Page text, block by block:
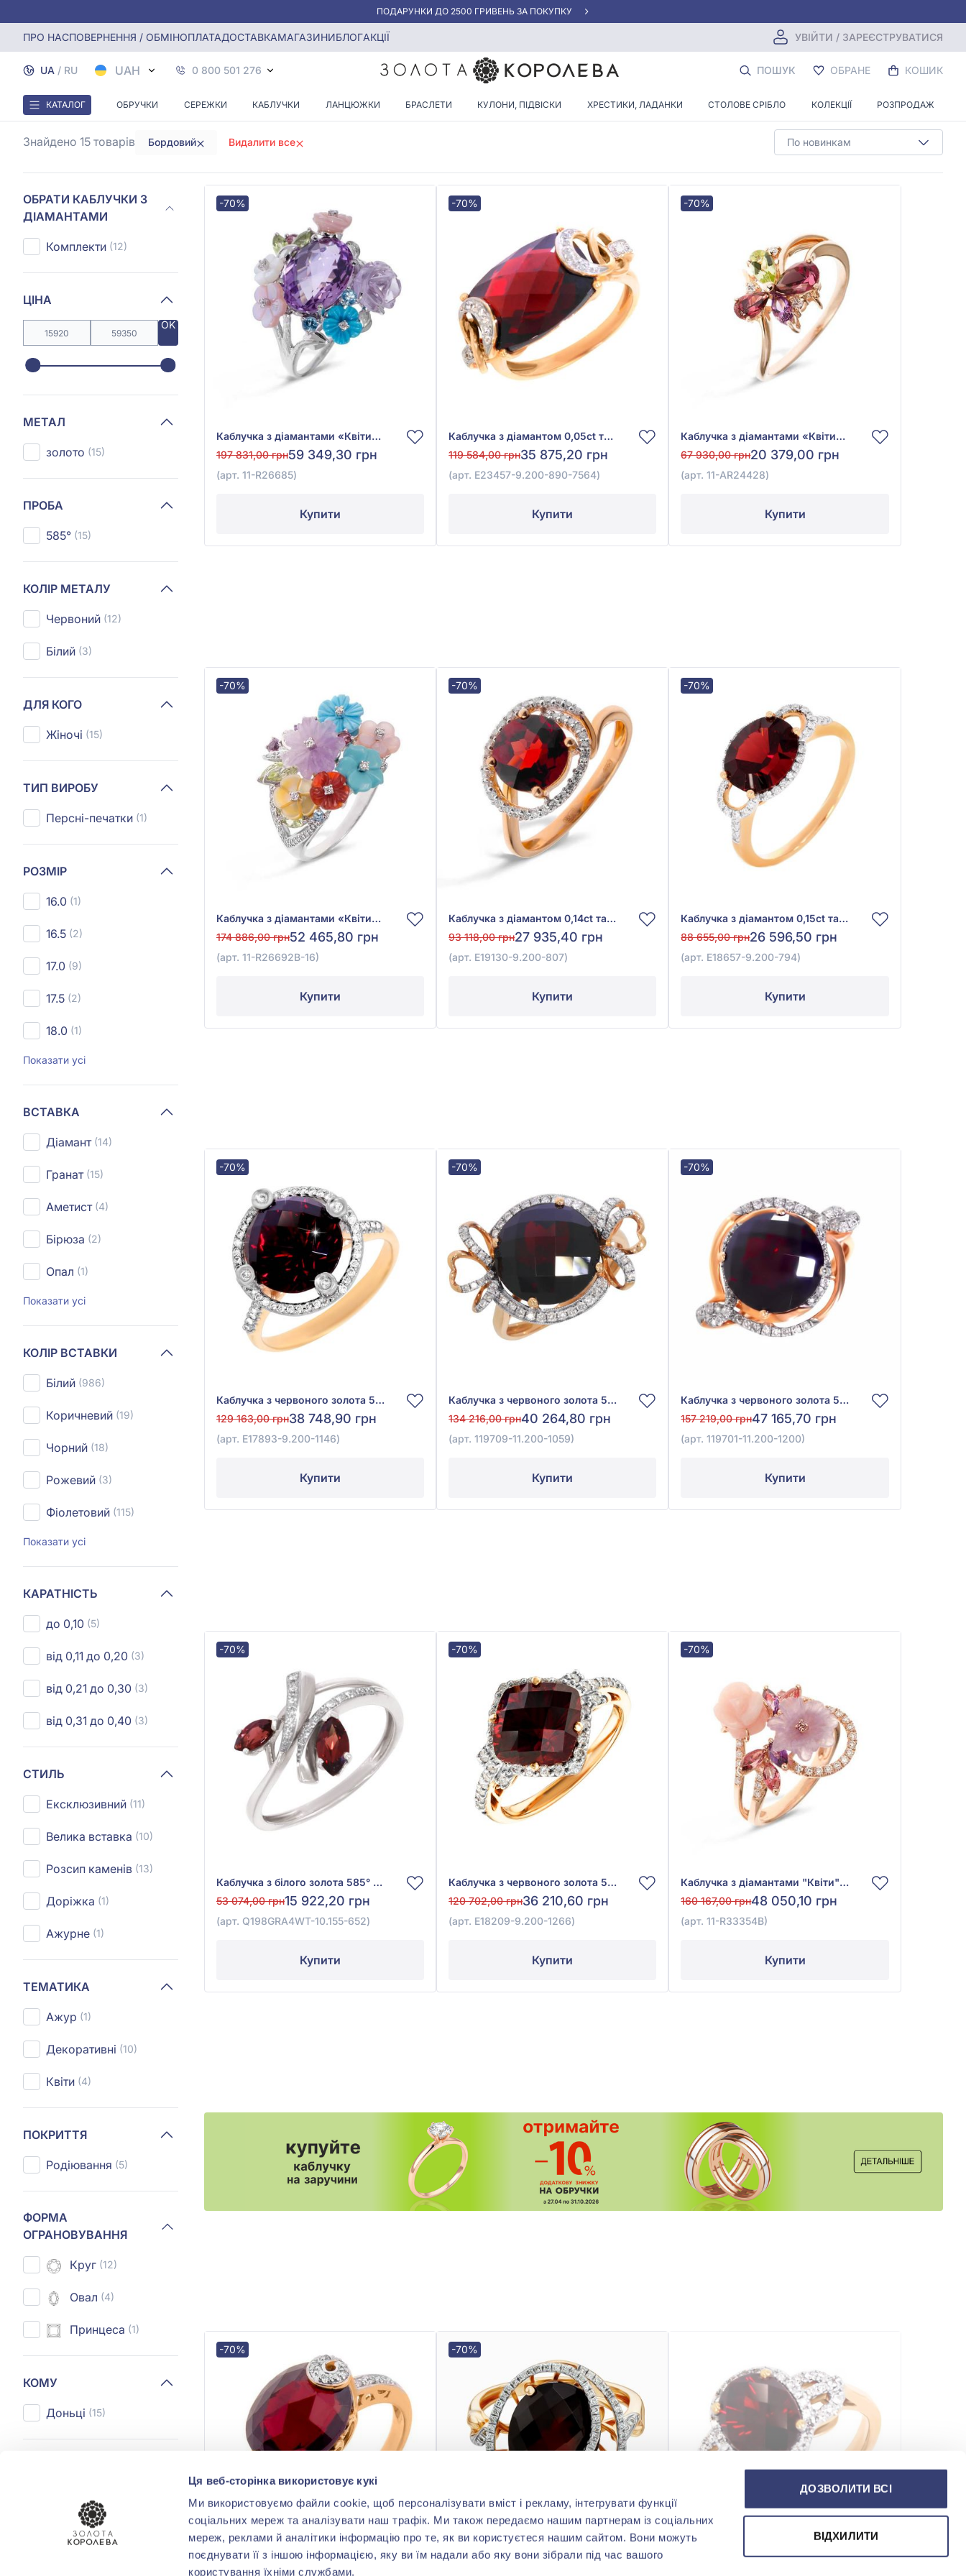
Ця веб-сторінка використовує кукі
Ми використовуємо файли cookie, щоб персоналізувати вміст і рекламу, інтегрувати функції
соціальних мереж та аналізувати наш трафік. Ми також передаємо нашим партнерам із соціальних
мереж, реклами й аналітики інформацію про те, як ви користуєтеся нашим сайтом. Вони можуть
поєднувати її з іншою інформацією, яку ви їм надали або яку вони зібрали під час вашого
користування їхніми службами.
ДОЗВОЛИТИ ВСІ
ВІДХИЛИТИ
АКЦІЯ ДЛЯ КЛІЄНТІВ "НОВА ПОШТА"
ПРО НАСПОВЕРНЕННЯ / ОБМІНОПЛАТАДОСТАВКАМАГАЗИНИБЛОГАКЦІЇ УВІЙТИ / ЗАРЕЄСТРУВАТИСЯ
UA / RU UAH 0 800 501 276 ПОШУК ОБРАНЕ КОШИК
КАТАЛОГ ОБРУЧКИ СЕРЕЖКИ КАБЛУЧКИ ЛАНЦЮЖКИ БРАСЛЕТИ КУЛОНИ, ПІДВІСКИ ХРЕСТИКИ, ЛАДАНКИ СТОЛОВЕ СРІБЛО КОЛЕКЦІЇ РОЗПРОДАЖ
Головна Каблучки з діамантами Каблучки з бордовими діамантами
КАБЛУЧКИ З БОРДОВИМИ ДІАМАНТАМИ
По новинкам
Знайдено 15 товарів Бордовий Видалити все
ОБРАТИ КАБЛУЧКИ З
ДІАМАНТАМИ
Комплекти (12)
ЦІНА
OK
МЕТАЛ
золото (15)
ПРОБА
585° (15)
КОЛІР МЕТАЛУ
Червоний (12)
Білий (3)
ДЛЯ КОГО
Жіночі (15)
ТИП ВИРОБУ
Персні-печатки (1)
РОЗМІР
16.0 (1)
16.5 (2)
17.0 (9)
17.5 (2)
18.0 (1)
Показати усі
ВСТАВКА
Діамант (14)
Гранат (15)
Аметист (4)
Бірюза (2)
Опал (1)
Показати усі
КОЛІР ВСТАВКИ
Білий (986)
Коричневий (19)
Чорний (18)
Рожевий (3)
Фіолетовий (115)
Показати усі
КАРАТНІСТЬ
до 0,10 (5)
від 0,11 до 0,20 (3)
від 0,21 до 0,30 (3)
від 0,31 до 0,40 (3)
СТИЛЬ
Ексклюзивний (11)
Велика вставка (10)
Розсип каменів (13)
Доріжка (1)
Ажурне (1)
ТЕМАТИКА
Ажур (1)
Декоративні (10)
Квіти (4)
ПОКРИТТЯ
Родіювання (5)
ФОРМА
ОГРАНОВУВАННЯ
Круг (12)
Овал (4)
Принцеса (1)
КОМУ
Доньці (15)
Запоріжжя
-70%
Каблучка з діамантами «Квіти» з білого золота 585° з діамантом 0,04ct, блакитним топазом 0,24ct, аметистом 7,74ct, гранатом родолітом 0,08ct, бірюзою 0,32ct, хризолітом 0,3ct, перламутром 1,37ct, арт. 11-R26685
197 831,00 грн59 349,30 грн
(арт. 11-R26685)
Купити
-70%
Каблучка з діамантом 0,05ct та гранатом 7,62ct із червоного золота 585°, арт. E23457-9.200-890-7564
119 584,00 грн35 875,20 грн
(арт. E23457-9.200-890-7564)
Купити
-70%
Каблучка з діамантами «Квіти» з червоного золота 585° з діамантом 0,03ct, аметистом 0,12ct, гранатом родолітом 0,78ct, хризолітом 0,2ct, арт. 11-АR24428
67 930,00 грн20 379,00 грн
(арт. 11-АR24428)
Купити
-70%
Каблучка з діамантами «Квіти» з білого золота 585°, Діамант 0,23ct, Топаз блакитний 0,06ct, Аметист 1,06ct, Гранат родоліт 0,12ct, Бірюза 1,43ct, Хризоліт 0,78ct, Перламутр 1,2ct, Топаз безбарвний 0,47ct, арт. 11-R26692В-16
174 886,00 грн52 465,80 грн
(арт. 11-R26692В-16)
Купити
-70%
Каблучка з діамантом 0,14ct та гранатом 2,39ct із червоного золота 585°, арт. E19130-9.200-807
93 118,00 грн27 935,40 грн
(арт. E19130-9.200-807)
Купити
-70%
Каблучка з діамантом 0,15ct та гранатом 3,2ct із червоного золота 585°, арт. E18657-9.200-794
88 655,00 грн26 596,50 грн
(арт. E18657-9.200-794)
Купити
-70%
Каблучка з червоного золота 585° з діамантом 0,18ct та гранатом 5,74ct, арт. E17893-9.200-1146
129 163,00 грн38 748,90 грн
(арт. E17893-9.200-1146)
Купити
-70%
Каблучка з червоного золота 585° з діамантом 0,23ct та гранатом 7,31ct, арт. 119709-11.200-1059
134 216,00 грн40 264,80 грн
(арт. 119709-11.200-1059)
Купити
-70%
Каблучка з червоного золота 585° з діамантом 0,37ct та гранатом 8,1ct, арт. 119701-11.200-1200
157 219,00 грн47 165,70 грн
(арт. 119701-11.200-1200)
Купити
-70%
Каблучка з білого золота 585° з діамантом 0,05ct та гранатом 0,51ct, арт. Q198GRA4WT-10.155-652
53 074,00 грн15 922,20 грн
(арт. Q198GRA4WT-10.155-652)
Купити
-70%
Каблучка з червоного золота 585° з діамантом 0,31ct та гранатом 4,2ct, арт. E18209-9.200-1266
120 702,00 грн36 210,60 грн
(арт. E18209-9.200-1266)
Купити
-70%
Каблучка з діамантами "Квіти" з червоного золота 585° з діамантом 0,31ct, аметистом 1,18ct, рожевим топазом 0,27ct, гранатом родолітом 0,22ct, рожевим опалом 1,84ct, арт. 11-R33354В
160 167,00 грн48 050,10 грн
(арт. 11-R33354В)
Купити
-70% -70%